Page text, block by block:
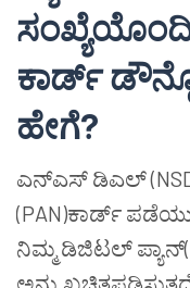
ಕಾರ್ಡ್
ಹೇಗೆ?
ಎನ್ಎಸ್ ಡಿಎಲ್
(PAN)ಕಾರ್ಡ್
ನಿಮ್ಮ ಡಿಜಿಟಲ್
ಅನ್ನು